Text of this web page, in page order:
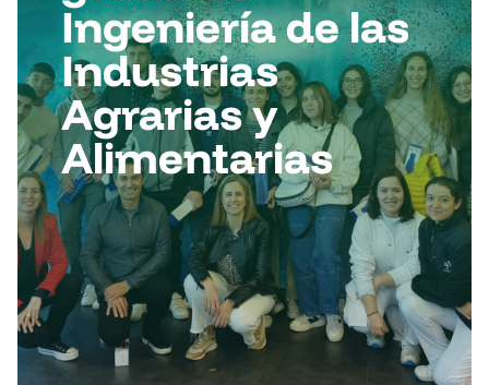
Ingeniería de las
Industrias
Agrarias y
Alimentarias